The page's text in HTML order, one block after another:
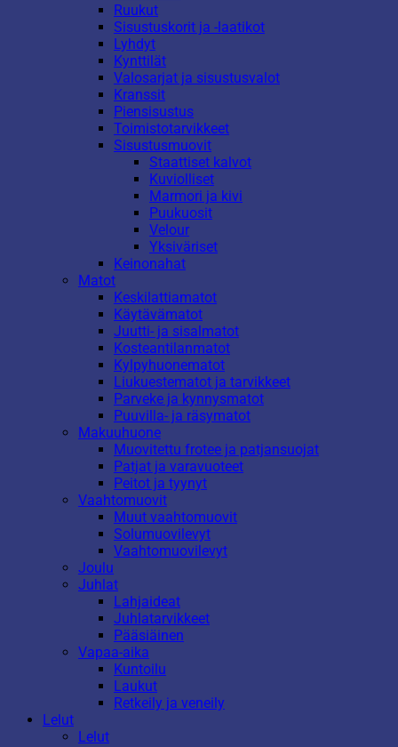
Ruukut
Sisustuskorit ja -laatikot
Lyhdyt
Kynttilät
Valosarjat ja sisustusvalot
Kranssit
Piensisustus
Toimistotarvikkeet
Sisustusmuovit
Staattiset kalvot
Kuviolliset
Marmori ja kivi
Puukuosit
Velour
Yksiväriset
Keinonahat
Matot
Keskilattiamatot
Käytävämatot
Juutti- ja sisalmatot
Kosteantilanmatot
Kylpyhuonematot
Liukuestematot ja tarvikkeet
Parveke ja kynnysmatot
Puuvilla- ja räsymatot
Makuuhuone
Muovitettu frotee ja patjansuojat
Patjat ja varavuoteet
Peitot ja tyynyt
Vaahtomuovit
Muut vaahtomuovit
Solumuovilevyt
Vaahtomuovilevyt
Joulu
Juhlat
Lahjaideat
Juhlatarvikkeet
Pääsiäinen
Vapaa-aika
Kuntoilu
Laukut
Retkeily ja veneily
Lelut
Lelut